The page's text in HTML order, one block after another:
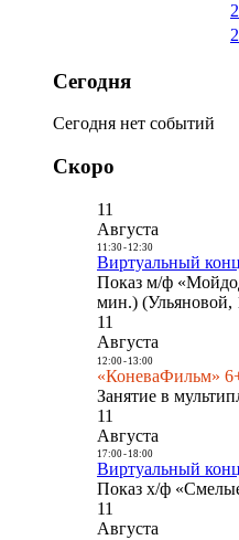
Сегодня
Сегодня нет событий
Скоро
11
Августа
11:30- 12:30
Виртуальный
Показ м/ф
мин.) (Ульяновой,
11
Августа
12:00- 13:00
«КоневаФильм»
Занятие в
11
Августа
17:00- 18:00
Виртуальный
Показ х/ф
11
Августа